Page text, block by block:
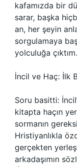
kafamızda bir
sarar, başka
an, her şeyin
sorgulamaya
yolculuğa çıktım.
İncil ve Haç: İlk
Soru basitti:
kitapta haçın
sormanın
Hristiyanlıkla
gerçekten
arkadaşımın